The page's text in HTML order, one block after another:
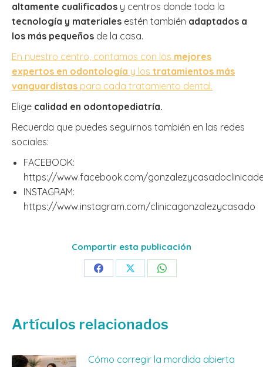
altamente cualificados y centros donde toda la
tecnología y materiales estén también adaptados a
los más pequeños de la casa.
En nuestro centro, contamos con los mejores
expertos en odontología y los tratamientos más
vanguardistas para cada tratamiento dental.
Elige calidad en odontopediatría.
Recuerda que puedes seguirnos también en las redes
sociales:
FACEBOOK:
https://www.facebook.com/
INSTAGRAM:
https://www.instagram.com/clinicagonzalezycasado
Compartir esta publicación
Share Share Share
Artículos relacionados
Cómo corregir la mordida abierta